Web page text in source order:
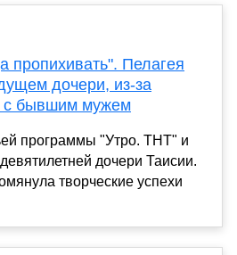
пропихивать". Пелагея
дочери, из-за
с бывшим мужем
программы "Утро. ТНТ" и
дочери Таисии.
творческие успехи